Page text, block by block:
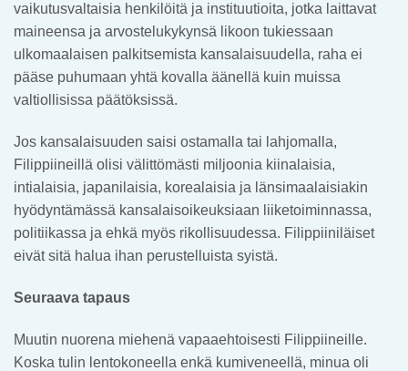
vaikutusvaltaisia henkilöitä ja instituutioita, jotka laittavat
maineensa ja arvostelukykynsä likoon tukiessaan
ulkomaalaisen palkitsemista kansalaisuudella, raha ei
pääse puhumaan yhtä kovalla äänellä kuin muissa
valtiollisissa päätöksissä.
Jos kansalaisuuden saisi ostamalla tai lahjomalla,
Filippiineillä olisi välittömästi miljoonia kiinalaisia,
intialaisia, japanilaisia, korealaisia ja länsimaalaisiakin
hyödyntämässä kansalaisoikeuksiaan liiketoiminnassa,
politiikassa ja ehkä myös rikollisuudessa. Filippiiniläiset
eivät sitä halua ihan perustelluista syistä.
Seuraava tapaus
Muutin nuorena miehenä vapaaehtoisesti Filippiineille.
Koska tulin lentokoneella enkä kumiveneellä, minua oli